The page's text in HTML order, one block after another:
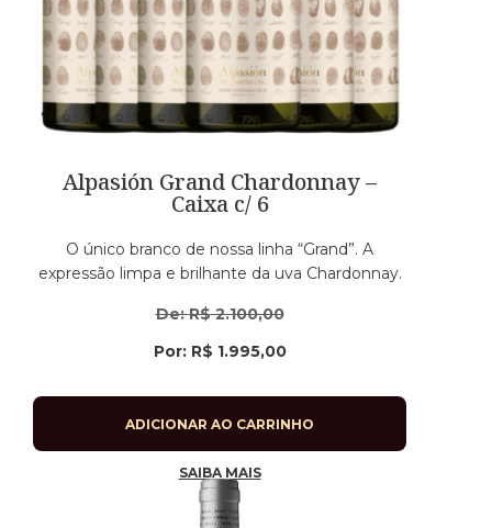
Alpasión Grand Chardonnay –
Caixa c/ 6
O único branco de nossa linha “Grand”. A
expressão limpa e brilhante da uva Chardonnay.
De:R$2.100,00
Por: R$ 1.995,00
ADICIONAR AO CARRINHO
SAIBA MAIS